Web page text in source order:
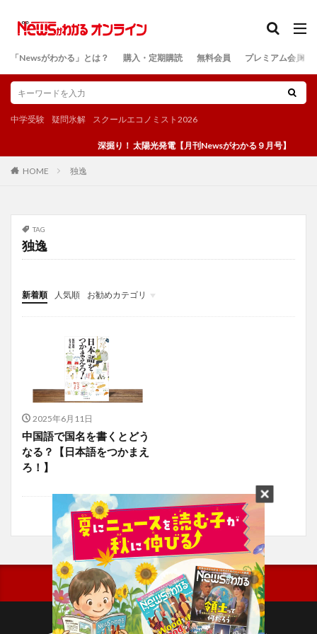
「Newsがわかる」とは？ 購入・定期購読 無料会員 プレミアム会員
中学受験 疑問氷解 スクールエコノミスト2026
深掘り！ 太陽光発電【月刊Newsがわかる９月号】
HOME 独逸
TAG
独逸
新着順 人気順
お勧めカテゴリ
投稿
学び
マンガ
電子書籍
2025年6月11日
中国語で国名を書くとどう
なる？【日本語をつかまえ
ろ！】
検索